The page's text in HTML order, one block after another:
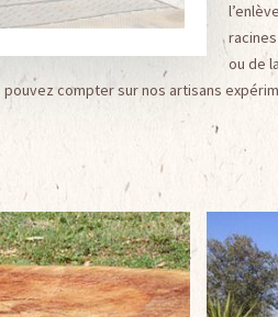
ou de
pouvez compter sur nos artisans